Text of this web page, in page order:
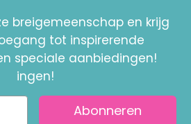
breigemeenschap en krijg
tot inspirerende
speciale aanbiedingen!
ingen!
Abonneren